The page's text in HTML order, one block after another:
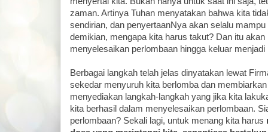
zaman. Artinya Tuhan menyatakan bahwa kita
sendirian, dan penyertaanNya akan selalu
demikian, mengapa kita harus takut? Dan itu
menyelesaikan perlombaan hingga keluar menjadi
Berbagai langkah telah jelas dinyatakan lewat
sekedar menyuruh kita berlomba dan
menyediakan langkah-langkah yang jika kita
kita berhasil dalam menyelesaikan perlombaan.
perlombaan? Sekali lagi, untuk menang kita harus